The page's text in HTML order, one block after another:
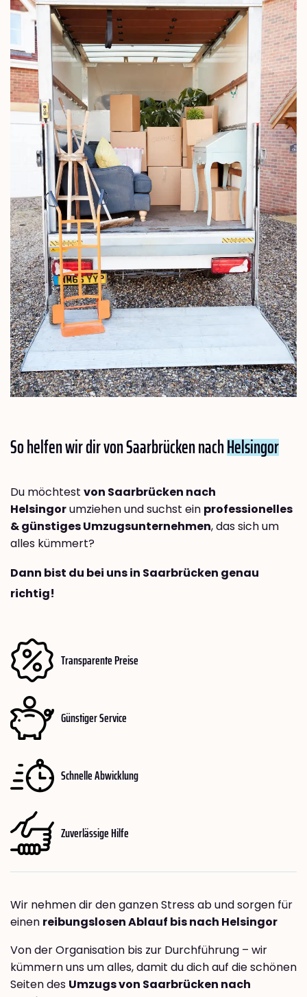
So helfen wir dir von Saarbrücken nachHelsingor
Du möchtest von Saarbrücken nach
Helsingorumziehen und suchst ein professionelles
& günstiges Umzugsunternehmen, das sich um
alles kümmert?
Dann bist du bei uns in Saarbrücken genau
richtig!
Transparente Preise
Günstiger Service
Schnelle Abwicklung
Zuverlässige Hilfe
Wir nehmen dir den ganzen Stress ab und sorgen für
einen reibungslosen Ablauf bis nach Helsingor
Von der Organisation bis zur Durchführung – wir
kümmern uns um alles, damit du dich auf die schönen
Seiten des Umzugs von Saarbrücken nach